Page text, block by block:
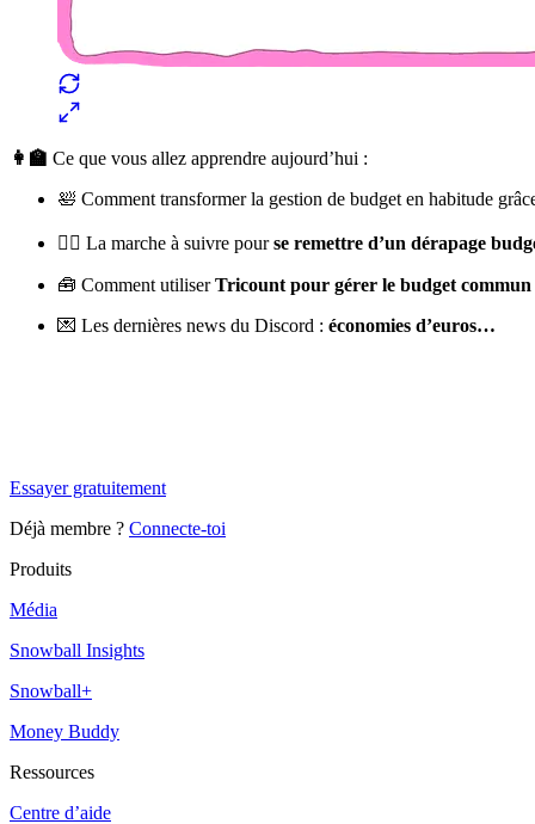
👩‍🏫 Ce que vous allez apprendre aujourd’hui :
🛀 Comment transformer la gestion de budget en habitude
🧗‍♀️ La marche à suivre pourse remettre d’un dérapage
🧰 Comment utiliserTricount pour gérer le budget commun
💌 Les dernières news du Discord : économies d’euros…
Essayer gratuitement
Déjà membre ? Connecte-toi
Produits
Média
Snowball Insights
Snowball+
Money Buddy
Ressources
Centre d’aide